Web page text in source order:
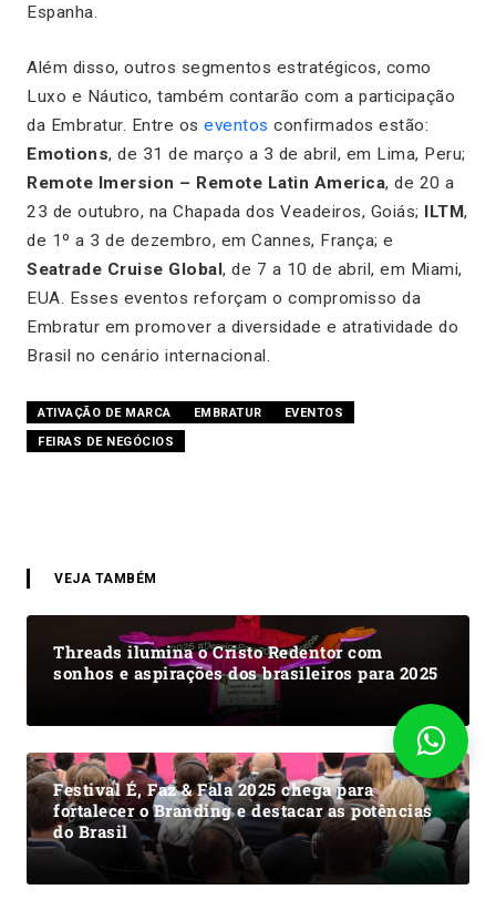
Espanha.
Além disso, outros segmentos estratégicos, como
Luxo e Náutico, também contarão com a participação
da Embratur. Entre os eventos confirmados estão:
Emotions, de 31 de março a 3 de abril, em Lima, Peru;
Remote Imersion – Remote Latin America, de 20 a
23 de outubro, na Chapada dos Veadeiros, Goiás; ILTM,
de 1º a 3 de dezembro, em Cannes, França; e
Seatrade Cruise Global, de 7 a 10 de abril, em Miami,
EUA. Esses eventos reforçam o compromisso da
Embratur em promover a diversidade e atratividade do
Brasil no cenário internacional.
ATIVAÇÃO DE MARCA EMBRATUR
EVENTOS
FEIRAS DE NEGÓCIOS
VEJA TAMBÉM
Threads ilumina o Cristo Redentor com
sonhos e aspirações dos brasileiros para 2025
Festival É, Faz & Fala 2025 chega para
fortalecer o Branding e destacar as potências
do Brasil